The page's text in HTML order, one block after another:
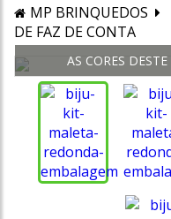
MP BRINQUEDOS
DE FAZ DE CONTA